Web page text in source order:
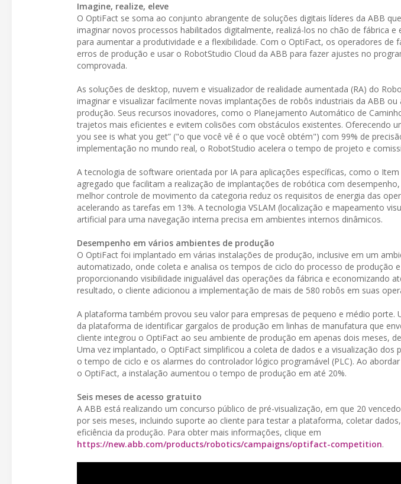
Imagine, realize, eleve
O OptiFact se soma ao conjunto abrangente de soluções digitais líderes da ABB
imaginar novos processos habilitados digitalmente, realizá-los no chão de fábrica
para aumentar a produtividade e a flexibilidade. Com o OptiFact, os operadores de
erros de produção e usar o RobotStudio Cloud da ABB para fazer ajustes no
comprovada.
As soluções de desktop, nuvem e visualizador de realidade aumentada (RA) do
imaginar e visualizar facilmente novas implantações de robôs industriais da ABB
produção. Seus recursos inovadores, como o Planejamento Automático de
trajetos mais eficientes e evitem colisões com obstáculos existentes. Oferecendo
you see is what you get” ("o que você vê é o que você obtém") com 99% de
implementação no mundo real, o RobotStudio acelera o tempo de projeto e
A tecnologia de software orientada por IA para aplicações específicas, como o
agregado que facilitam a realização de implantações de robótica com
melhor controle de movimento da categoria reduz os requisitos de energia das
acelerando as tarefas em 13%. A tecnologia VSLAM (localização e mapeamento
artificial para uma navegação interna precisa em ambientes internos dinâmicos.
Desempenho em vários ambientes de produção
O OptiFact foi implantado em várias instalações de produção, inclusive em um
automatizado, onde coleta e analisa os tempos de ciclo do processo de produção
proporcionando visibilidade inigualável das operações da fábrica e economizando
resultado, o cliente adicionou a implementação de mais de 580 robôs em suas
A plataforma também provou seu valor para empresas de pequeno e médio porte.
da plataforma de identificar gargalos de produção em linhas de manufatura que
cliente integrou o OptiFact ao seu ambiente de produção em apenas dois meses,
Uma vez implantado, o OptiFact simplificou a coleta de dados e a visualização dos
o tempo de ciclo e os alarmes do controlador lógico programável (PLC). Ao
o OptiFact, a instalação aumentou o tempo de produção em até 20%.
Seis meses de acesso gratuito
A ABB está realizando um concurso público de pré-visualização, em que 20
por seis meses, incluindo suporte ao cliente para testar a plataforma, coletar
eficiência da produção. Para obter mais informações, clique em
https://new.abb.com/products/robotics/campaigns/optifact-competition.